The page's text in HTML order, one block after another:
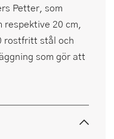
Petter, som
respektive 20 cm,
rostfritt stål och
som gör att